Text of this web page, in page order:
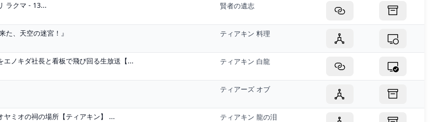
ラクマ - 13... 賢者の遺志
、天空の迷宮！』 ティアキン 料理
ノキダ社長と看板で飛び回る生放送【... ティアキン 白龍
ティアーズ オブ
ミオの祠の場所【ティアキン】 ... ティアキン 龍の泪